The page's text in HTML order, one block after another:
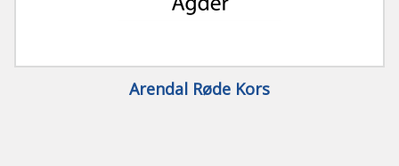
Arendal Røde Kors